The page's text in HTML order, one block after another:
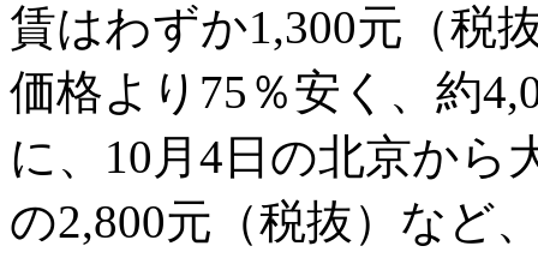
賃はわずか1,300元（税
価格より75％安く、約
に、10月4日の北京から
の2,800元（税抜）など